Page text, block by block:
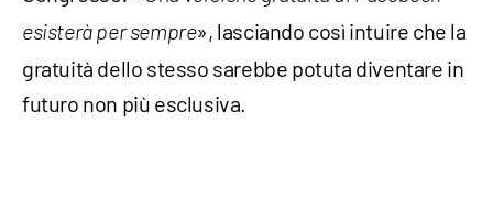
esisterà per sempre», lasciando così intuire che la
gratuità dello stesso sarebbe potuta diventare in
futuro non più esclusiva.